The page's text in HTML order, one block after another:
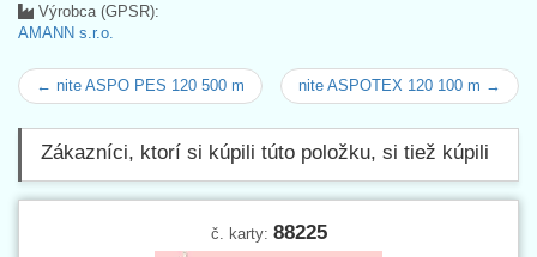
Výrobca (GPSR):
AMANN s.r.o.
← nite ASPO PES 120 500 m nite ASPOTEX 120 100 m →
Zákazníci, ktorí si kúpili túto položku, si tiež kúpili
č. karty: 88225